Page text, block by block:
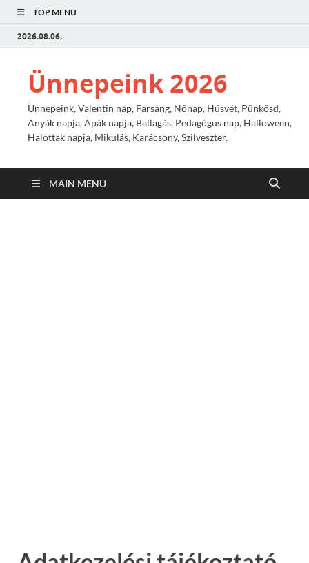
TOP MENU
2026.08.06.
Ünnepeink 2026
Ünnepeink, Valentin nap, Farsang, Nőnap, Húsvét, Pünkösd,
Anyák napja, Apák napja, Ballagás, Pedagógus nap, Halloween,
Halottak napja, Mikulás, Karácsony, Szilveszter.
MAIN MENU